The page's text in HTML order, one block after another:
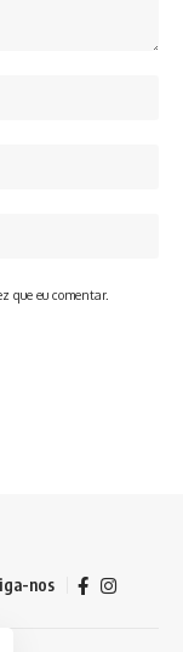
que eu comentar.
nos